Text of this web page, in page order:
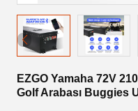
EZGO Yamaha 72V
Golf Arabası Buggies